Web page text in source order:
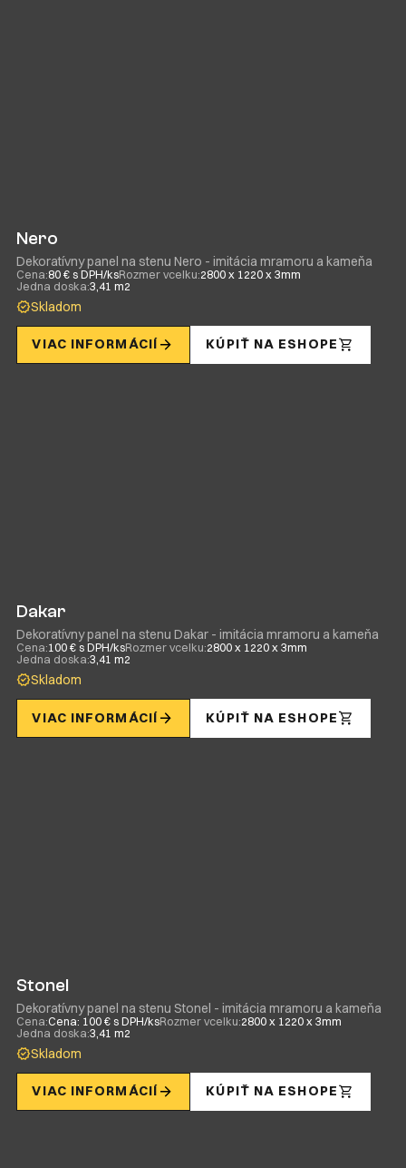
Nero
Dekoratívny panel na stenu Nero - imitácia mramoru a kameňa
Cena:80 € s DPH/ksRozmer vcelku:2800 x 1220 x 3mm
Jedna doska:3,41 m2
Skladom
VIAC INFORMÁCIÍ KÚPIŤ NA ESHOPE
Dakar
Dekoratívny panel na stenu Dakar - imitácia mramoru a kameňa
Cena:100 € s DPH/ksRozmer vcelku:2800 x 1220 x 3mm
Jedna doska:3,41 m2
Skladom
VIAC INFORMÁCIÍ KÚPIŤ NA ESHOPE
Stonel
Dekoratívny panel na stenu Stonel - imitácia mramoru a kameňa
Cena:Cena: 100 € s DPH/ksRozmer vcelku:2800 x 1220 x 3mm
Jedna doska:3,41 m2
Skladom
VIAC INFORMÁCIÍ KÚPIŤ NA ESHOPE